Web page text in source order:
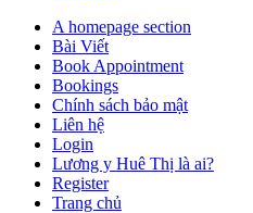
Close
Button
A homepage section
Bài Viết
Book Appointment
Bookings
Chính sách bảo mật
Liên hệ
Login
Lương y Huê Thị là ai?
Register
Trang chủ